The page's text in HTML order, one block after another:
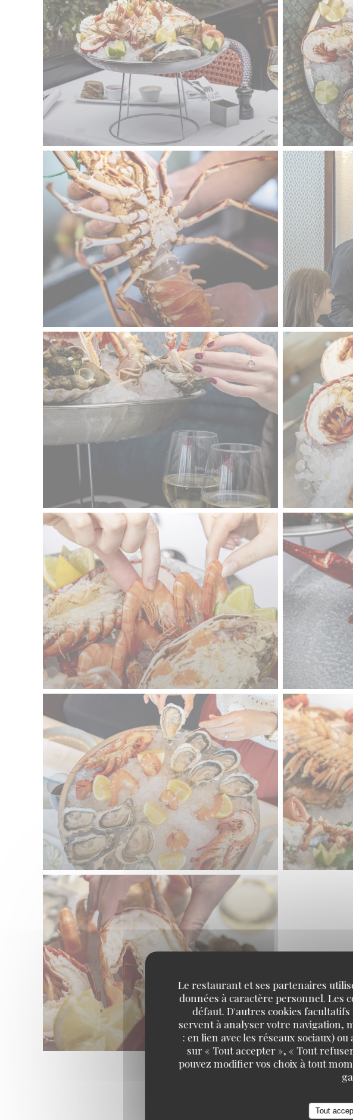
Le restaurant et ses partenaires
données à caractère personnel. Les
défaut. D'autres cookies
servent à analyser votre navigation,
: en lien avec les réseaux sociaux)
sur « Tout accepter », « Tout
pouvez modifier vos choix à tout
Tout